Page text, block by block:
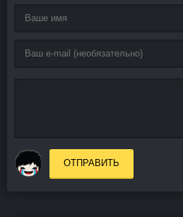
ОТПРАВИТЬ